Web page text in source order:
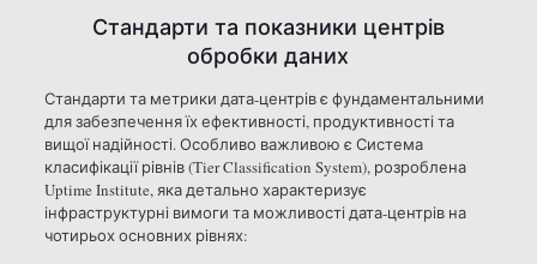
Стандарти та показники центрів
обробки даних
Стандарти та метрики дата-центрів є фундаментальними
для забезпечення їх ефективності, продуктивності та
вищої надійності. Особливо важливою є Система
класифікації рівнів (Tier Classification System), розроблена
Uptime Institute, яка детально характеризує
інфраструктурні вимоги та можливості дата-центрів на
чотирьох основних рівнях: